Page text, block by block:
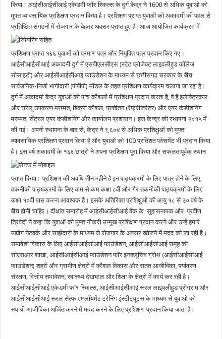
किया। आईसीआईसीआई एकेडमी फॉर स्किल्स के दुर्ग केंद्र ने 1600 से अधिक युवाओं को
मुफ्त व्यावसायिक प्रशिक्षण प्रदान किया है। प्रशिक्षण प्राप्त युवाओं को अकादमी की पहल से
प्रतिष्ठित संगठनों में रोजगार के बेहतर अवसर प्राप्त हुए हैं।आज आयोजित कार्यक्रम में
प्रशिक्षण प्राप्त १६६ युवाओं को प्रमाण पत्र और नियुक्ति पत्र प्रदान किए गए।
आईसीआईसीआई अकादमी दुर्ग में एसपीएलसीएस (स्टेट प्रोजेक्ट लाइवलीहुड कॉलेज
सोसाइटी) और आईसीआईसीआई फाउंडेशन के माध्यम से छत्तीसगढ़ सरकार के बीच
सार्वजनिक-निजी भागीदारी (पीपीपी) मॉडल के तहत प्रशिक्षण कार्यक्रम चलाया जा रहा है।
दुर्ग में अकादमी केंद्र युवाओं को पांच कौशलों में प्रशिक्षण प्रदान करता है, वे हैं इलेक्ट्रिकल
और घरेलू उपकरण मरम्मत, बिक्री कौशल, प्रशीतन (रेफ्रीजरेटर) और एयर कंडीशनिंग
मरम्मत, सेंट्रल एयर कंडीशनिंग और कार्यालय प्रशासन। इस केन्द्र की स्थापना २०१५ में
की गई। अपनी स्थापना के बाद से, केंद्र ने ९,६०४ से अधिक प्रशिक्षुओं को मुफ्त
व्यावसायिक प्रशिक्षण प्रदान किया है और युवाओं को 100 प्रतिशत प्लेसमेंट भी प्रदान किया
है।इस वर्ष अकादमी के १६६ छात्रों ने अपना प्रशिक्षण पूरा किया और सफलतापूर्वक स्थान
प्राप्त किया। प्रशिक्षण की अवधि तीन महीने है इन पाठ्यक्रमों के लिए पात्र होने के लिए,
तकनीकी पाठ्यक्रमों के लिए कम से कम कक्षा ८वीं और गैर तकनीकी पाठ्यक्रमों के लिए
कक्षा १०वीं पास करना आवश्यक है। इसके अतिरिक्त प्रशिक्षुओं की आयु १८ से ३० वर्ष के
बीच होनी चाहिए। दीक्षांत समारोह में आईसीआईसीआई बैंक के सुहासनायक और प्रवीण
त्रिवेदी ने कहा कि युवाओं को मुफ्त नौकरी उन्मुख प्रशिक्षण प्रदान करने और उन्हें हमारे
उद्योग नेटवर्क और साझेदारी के माध्यम से रोजगार के अवसर खोजने में मदद की जा रही है।
समावेशी विकास के लिए आईसीआईसीआई फाउंडेशन, आईसीआईसीआई समूह की
सीएसआर शाखा, आईसीआईसीआई फाउंडेशन फॉर इनक्लूसिव ग्रोथ (आईसीआईसीआई
फाउंडेशन) शहरी और ग्रामीण क्षेत्रों में कौशल विकास और सतत आजीविका, पर्यावरण
संरक्षण, वित्तीय समावेशन, स्वास्थ्य देखभाल और शिक्षा के क्षेत्रों में कार्य कर रही है।
आईसीआईसीआई एकेडमी फॉर स्किल्स, आईसीआईसीआई रूरल लाइवलीहुड प्रोग्राम और
आईसीआईसीआई रूरल सेल्फ एम्प्लॉयमेंट ट्रेनिंग इंस्टीट्यूट्स के माध्यम से युवाओं को
स्थायी आजीविका अर्जित करने में मदद करने के लिए प्रशिक्षण प्रदान किया जाता है।